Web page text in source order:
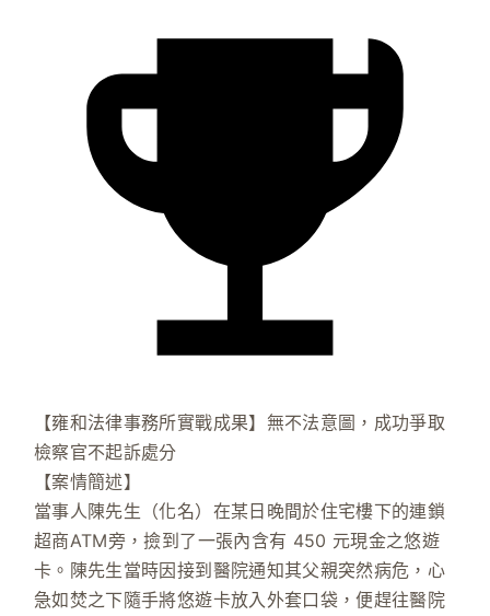
【雍和法律事務所實戰成果】無不法意圖，成功爭取
檢察官不起訴處分
【案情簡述】
當事人陳先生（化名）在某日晚間於住宅樓下的連鎖
超商ATM旁，撿到了一張內含有 450 元現金之悠遊
卡。陳先生當時因接到醫院通知其父親突然病危，心
急如焚之下隨手將悠遊卡放入外套口袋，便趕往醫院